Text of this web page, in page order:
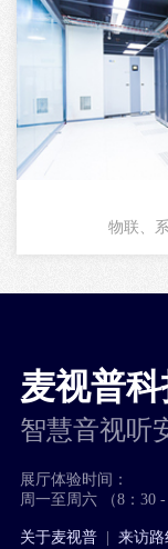
物联、
麦视普
智慧音视听
展厅体验时间：
周一至周六 （8：30 -
关于麦视普| 来访路